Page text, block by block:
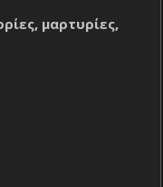
μαρτυρίες,